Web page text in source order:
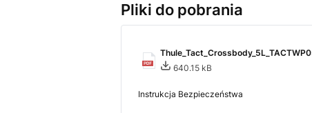
Pliki do pobrania
640.15 kB
Instrukcja Bezpieczeństwa